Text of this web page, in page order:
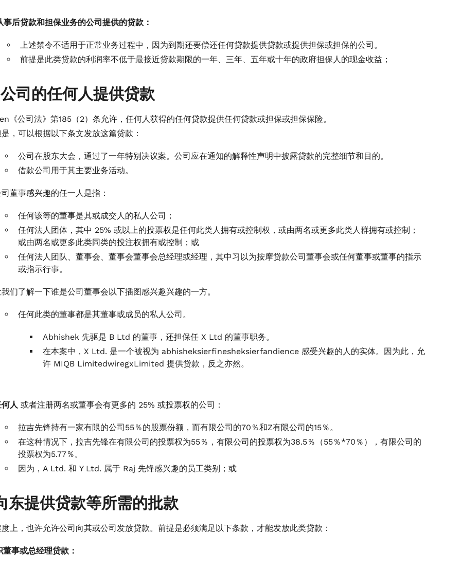
事后贷款和担保业务的公司提供的贷款：
上述禁令不适用于正常业务过程中，因为到期还要偿还任何贷款提供贷款或提供担保或担保的公司。
前提是此类贷款的利润率不低于最接近贷款期限的一年、三年、五年或十年的政府担保人的现金收益；
司的任何人提供贷款
《公司法》第185（2）条允许，任何人获得的任何贷款提供任何贷款或担保或担保保险。
，可以根据以下条文发放这篇贷款：
公司在股东大会，通过了一年特别决议案。公司应在通知的解释性声明中披露贷款的完整细节和目的。
借款公司用于其主要业务活动。
董事感兴趣的任一人是指：
任何该等的董事是其或成交人的私人公司；
任何法人团体，其中 25% 或以上的投票权是任何此类人拥有或控制权，或由两名或更多此类人群拥有或控制；
或由两名或更多此类同类的投注权拥有或控制；或
任何法人团队、董事会、董事会董事会总经理或经理，其中习以为按摩贷款公司董事会或任何董事或董事的指示
或指示行事。
们了解一下谁是公司董事会以下插图感兴趣兴趣的一方。
任何此类的董事都是其董事或成员的私人公司。
Abhishek 先驱是 B Ltd 的董事，还担保任 X Ltd 的董事职务。
在本案中，X Ltd. 是一个被视为 abhisheksierfinesheksierfandience 感受兴趣的人的实体。因为此，允
许 MIQB LimitedwiregxLimited 提供贷款，反之亦然。
人 或者注册两名或董事会有更多的 25% 或投票权的公司：
拉吉先锋持有一家有限的公司55％的股票份额，而有限公司的70％和Z有限公司的15％。
在这种情况下，拉吉先锋在有限公司的投票权为55％，有限公司的投票权为38.5％（55％*70％），有限公司的
投票权为5.77％。
因为，A Ltd. 和 Y Ltd. 属于 Raj 先锋感兴趣的员工类别；或
东提供贷款等所需的批款
上，也许允许公司向其或公司发放贷款。前提是必须满足以下条款，才能发放此类贷款：
事或总经理贷款：